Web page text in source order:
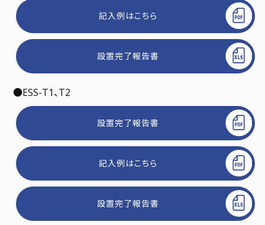
記入例はこちら
設置完了報告書
●ESS-T1、T2
設置完了報告書
記入例はこちら
設置完了報告書